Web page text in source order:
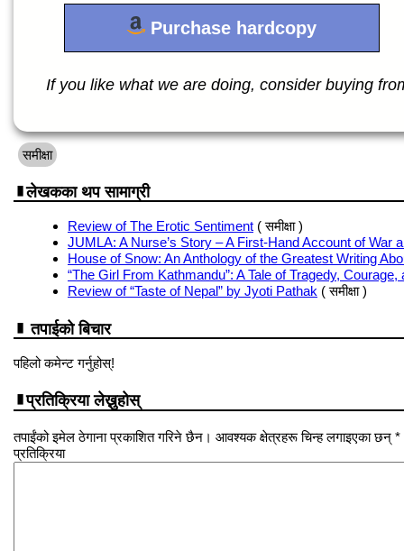
Purchase hardcopy
If you like what we are doing, consider buying
समीक्षा
लेखकका थप सामाग्री
Review of The Erotic Sentiment ( समीक्षा )
JUMLA: A Nurse’s Story – A First-Hand Account of War
House of Snow: An Anthology of the Greatest Writing
“The Girl From Kathmandu”: A Tale of Tragedy,
Review of “Taste of Nepal” by Jyoti Pathak ( समीक्षा )
तपाईको बिचार
पहिलो कमेन्ट गर्नुहोस्!
प्रतिक्रिया लेख्नुहोस्
तपाईंको इमेल ठेगाना प्रकाशित गरिने छैन। आवश्यक क्षेत्रहरू चिन्ह लगाइएका छन् *
प्रतिक्रिया